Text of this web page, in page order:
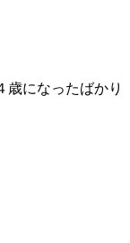
歳になったばかり